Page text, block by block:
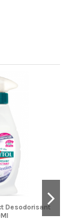
Desodorisant